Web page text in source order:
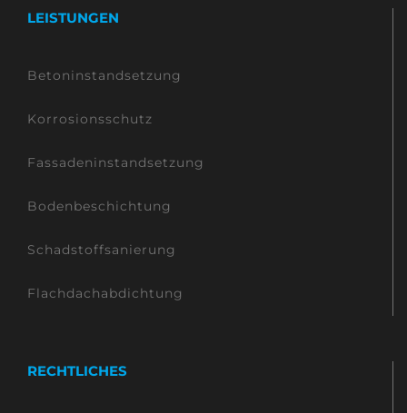
LEISTUNGEN
Betoninstandsetzung
Korrosionsschutz
Fassadeninstandsetzung
Bodenbeschichtung
Schadstoffsanierung
Flachdachabdichtung
RECHTLICHES